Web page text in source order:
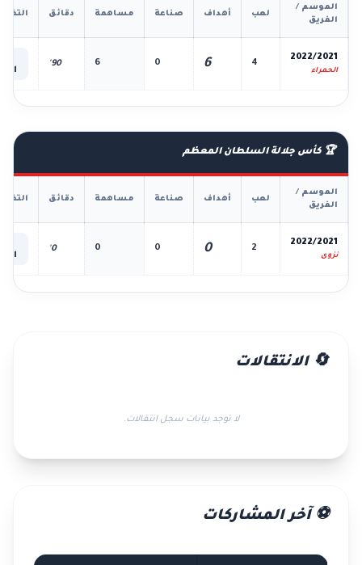
الموسم /
الفريق
لعب أهداف صناعة مساهمة دقائق
2022/2021
الحمراء
4
6
0
6
90'
🏆 كأس جلالة السلطان المعظم
الموسم /
الفريق
لعب أهداف صناعة مساهمة دقائق
2022/2021
نزوى
2
0
0
0
0'
🔄 الانتقالات
لا توجد بيانات سجل انتقالات.
⚽ آخر المشاركات